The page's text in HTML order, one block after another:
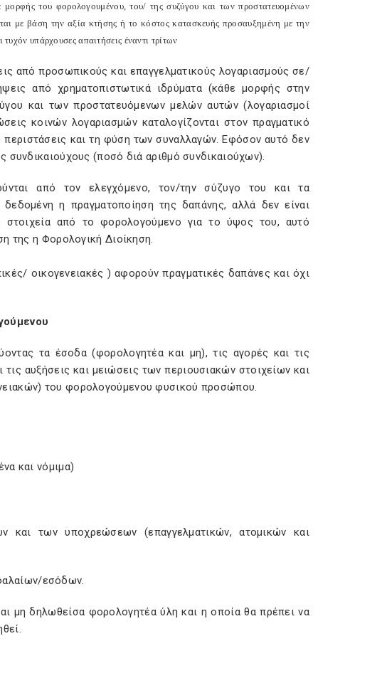
μορφής του φορολογουμένου, του/ της συζύγου και των προστατευομένων
με βάση την αξία κτήσης ή το κόστος κατασκευής προσαυξημένη με την
υπάρχουσες απαιτήσεις έναντι τρίτων
από προσωπικούς και επαγγελματικούς λογαριασμούς σε/
από χρηματοπιστωτικά ιδρύματα (κάθε μορφής στην
και των προστατευόμενων μελών αυτών (λογαριασμοί
κοινών λογαριασμών καταλογίζονται στον πραγματικό
περιστάσεις και τη φύση των συναλλαγών. Εφόσον αυτό δεν
συνδικαιούχους (ποσό διά αριθμό συνδικαιούχων).
από τον ελεγχόμενο, τον/την σύζυγο του και τα
η πραγματοποίηση της δαπάνης, αλλά δεν είναι
από το φορολογούμενο για το ύψος του, αυτό
της η Φορολογική Διοίκηση.
οικογενειακές ) αφορούν πραγματικές δαπάνες και όχι
τα έσοδα (φορολογητέα και μη), τις αγορές και τις
αυξήσεις και μειώσεις των περιουσιακών στοιχείων και
του φορολογούμενου φυσικού προσώπου.
και νόμιμα)
και των υποχρεώσεων (επαγγελματικών, ατομικών και
εσόδων.
μη δηλωθείσα φορολογητέα ύλη και η οποία θα πρέπει να